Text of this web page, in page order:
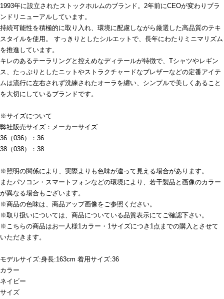
1993年に設立されたストックホルムのブランド。2年前にCEOが変わりブラ
ンドリニューアルしています。
持続可能性を積極的に取り入れ、環境に配慮しながら厳選した高品質のテキ
スタイルを使用。 すっきりとしたシルエットで、長年にわたりミニマリズム
を推進しています。
キレのあるテーラリングと控えめなディテールが特徴で、Tシャツやレギン
ス、たっぷりとしたニットやストラクチャードなブレザーなどの定番アイテ
ムは流行に左右されず洗練されたオーラを纏い、シンプルで美しくあること
を大切にしているブランドです。
※サイズについて
弊社販売サイズ：メーカーサイズ
36（036）：36
38（038）：38
※照明の関係により、実際よりも色味が違って見える場合があります。
またパソコン・スマートフォンなどの環境により、若干製品と画像のカラー
が異なる場合もございます。
※商品の色味は、商品アップ画像をご参照ください。
※取り扱いについては、商品についている品質表示にてご確認下さい。
※こちらの商品はお一人様1カラー・1サイズにつき1点までの購入とさせて
いただきます。
モデルサイズ:身長:163cm 着用サイズ:36
カラー
ネイビー
サイズ